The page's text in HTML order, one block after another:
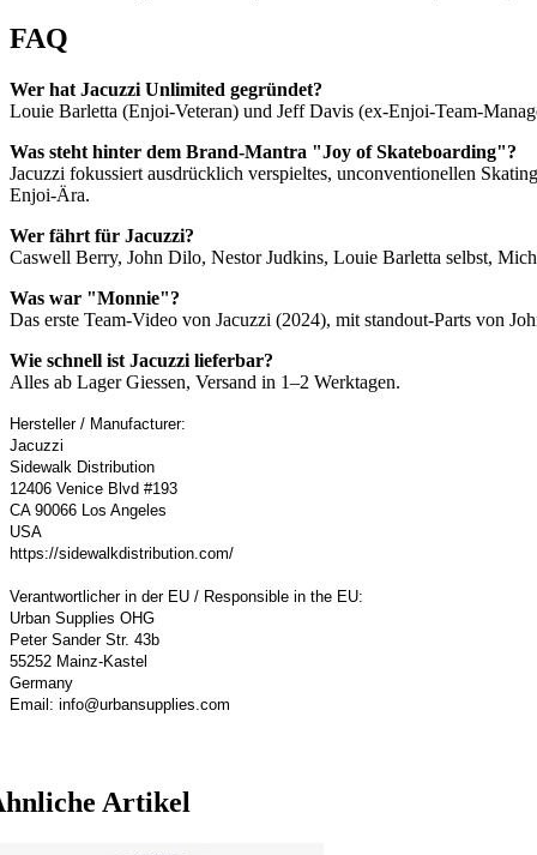
FAQ
Wer hat Jacuzzi Unlimited gegründet?
Louie Barletta (Enjoi-Veteran) und Jeff Davis (ex-Enjoi-Team-
Was steht hinter dem Brand-Mantra "Joy of Skateboarding"?
Jacuzzi fokussiert ausdrücklich verspieltes, unconventionellen
Enjoi-Ära.
Wer fährt für Jacuzzi?
Caswell Berry, John Dilo, Nestor Judkins, Louie Barletta selbst,
Was war "Monnie"?
Das erste Team-Video von Jacuzzi (2024), mit standout-Parts von
Wie schnell ist Jacuzzi lieferbar?
Alles ab Lager Giessen, Versand in 1–2 Werktagen.
Hersteller / Manufacturer:
Jacuzzi
Sidewalk Distribution
12406 Venice Blvd #193
CA 90066 Los Angeles
USA
https://sidewalkdistribution.com/
Verantwortlicher in der EU / Responsible in the EU:
Urban Supplies OHG
Peter Sander Str. 43b
55252 Mainz-Kastel
Germany
Email: info@urbansupplies.com
Artikel